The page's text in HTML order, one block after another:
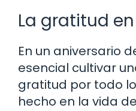
La gratitud
En un aniversario
esencial cultivar
gratitud por todo
hecho en la vida